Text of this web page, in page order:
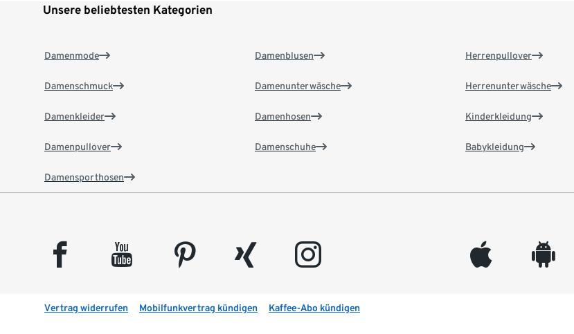
Unsere beliebtesten Kategorien
Damenmode
Damenschmuck
Damenkleider
Damenpullover
Damensporthosen
Damenblusen
Damenunterwäsche
Damenhosen
Damenschuhe
Herrenpullover
Herrenunterwäsche
Kinderkleidung
Babykleidung
facebook youtube pinterest xing instagram appleinc android
Vertrag widerrufen Mobilfunkvertrag kündigen Kaffee-Abo kündigen